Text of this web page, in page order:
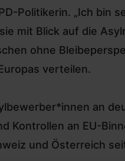
Politikerin. „Ich bin
mit Blick auf die
ohne
verteilen.
an
Kontrollen an EU-
und Österreich